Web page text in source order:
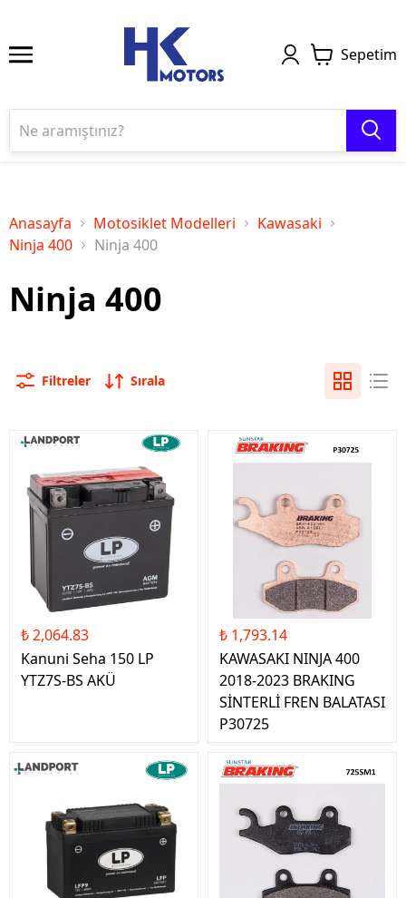
Sepetim
Anasayfa Motosiklet Modelleri
Kawasaki
Ninja 400
Ninja 400
Ninja 400
Filtreler Sırala
₺ 2,064.83
Kanuni Seha 150 LP
YTZ7S-BS AKÜ
₺ 1,793.14
KAWASAKI NINJA 400
2018-2023 BRAKING
SİNTERLİ FREN BALATASI
P30725